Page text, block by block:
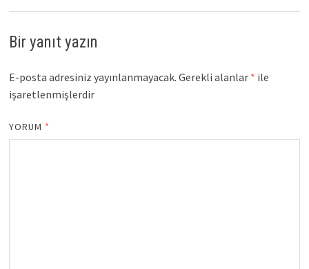
Bir yanıt yazın
E-posta adresiniz yayınlanmayacak. Gerekli alanlar * ile
işaretlenmişlerdir
YORUM *